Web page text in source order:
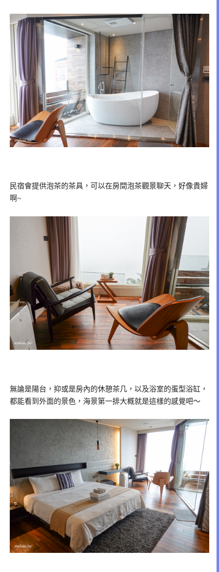
民宿會提供泡茶的茶具，可以在房間泡茶觀景聊天，好像貴婦
啊~
無論是陽台，抑或是房內的休憩茶几，以及浴室的蛋型浴缸，
都能看到外面的景色，海景第一排大概就是這樣的感覺吧～